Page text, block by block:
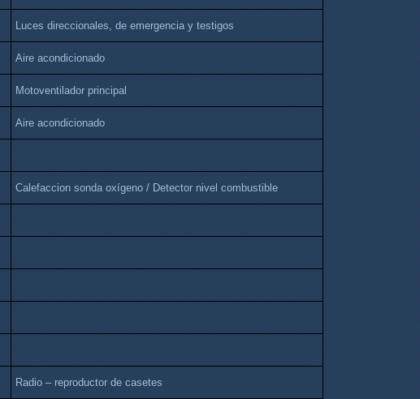
Luces direccionales, de emergencia y testigos
Aire acondicionado
Motoventilador principal
Aire acondicionado
Calefaccion sonda oxígeno / Detector nivel combustible
Radio – reproductor de casetes